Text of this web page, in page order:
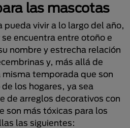
las mascotas
pueda vivir a lo largo del año,
encuentra entre otoño e
nombre y estrecha relación
y, más allá de
temporada que son
los hogares, ya sea
de arreglos decorativos con
son más tóxicas para los
las siguientes: